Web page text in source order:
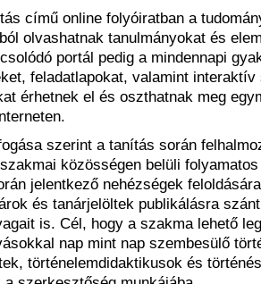
című online folyóiratban a
olvashatnak tanulmányokat és
portál pedig a mindennapi
feladatlapokat, valamint interaktív
érhetnek el és oszthatnak meg
szerint a tanítás során
közösségen belüli
jelentkező nehézségek
és tanárjelöltek publikálásra
is. Cél, hogy a szakma lehető
nap mint nap szembesülő
történelemdidaktikusok és